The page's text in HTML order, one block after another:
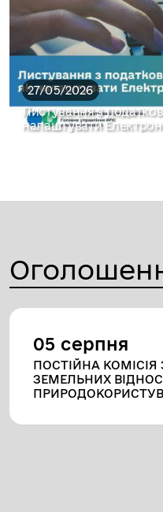
27/05/2026
Листування з
налаштувати
05 серпня
ПОСТІЙНА КОМІСІЯ
ЗЕМЕЛЬНИХ
БУДІВНИЦТВА,